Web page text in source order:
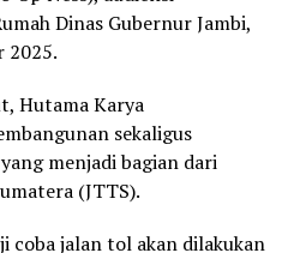
Dinas Gubernur Jambi,
2025.
Hutama Karya
sekaligus
menjadi bagian dari
(JTTS).
coba jalan tol akan dilakukan